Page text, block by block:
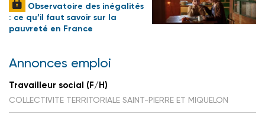
Observatoire des inégalités
: ce qu’il faut savoir sur la
pauvreté en France
Annonces emploi
Travailleur social (F/H)
COLLECTIVITE TERRITORIALE SAINT-PIERRE ET MIQUELON